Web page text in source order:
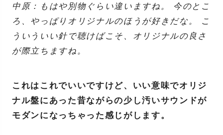
中原：もはや別物ぐらい違いますね。 今のとこ
ろ、やっぱりオリジナルのほうが好きだな。 こ
ういういい針で聴けばこそ、オリジナルの良さ
が際立ちますね。
これはこれでいいですけど、いい意味でオリジ
ナル盤にあった昔ながらの少し汚いサウンドが
モダンになっちゃった感じがします。